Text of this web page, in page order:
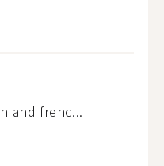
and frenc...